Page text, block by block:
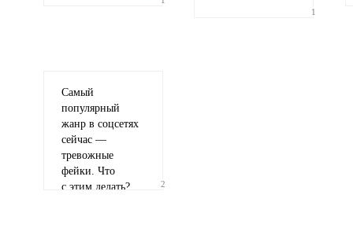
Иллюстрация
1
Самый
популярный
жанр в соцсетях
сейчас —
тревожные
фейки. Что
с этим делать?
2